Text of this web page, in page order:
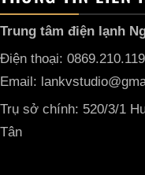
Trung tâm điện lạnh
Điện thoại: 0869.210.119
Email:
Trụ sở chính: 520/3/1
Tân